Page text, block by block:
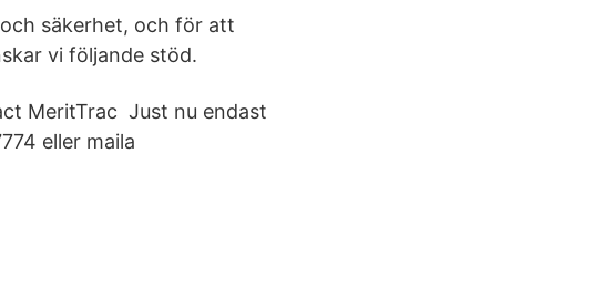
säkerhet, och för att
vi följande stöd.
MeritTrac Just nu endast
eller maila